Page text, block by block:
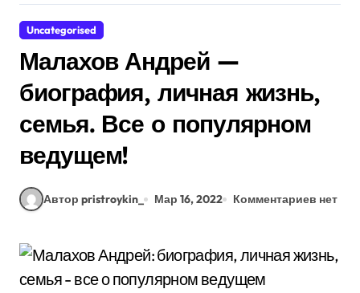
Uncategorised
Малахов Андрей —
биография, личная жизнь,
семья. Все о популярном
ведущем!
Автор pristroykin_ Мар 16, 2022 Комментариев нет